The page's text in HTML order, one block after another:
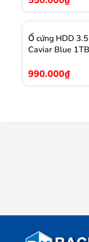
Ổ cứng HDD
Caviar Blue
990.000₫